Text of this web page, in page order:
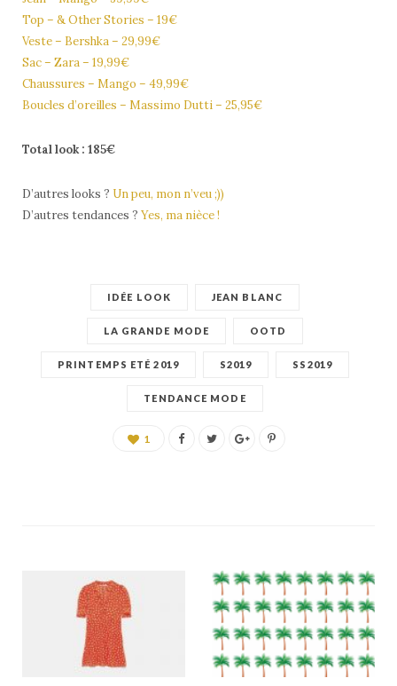
Top – & Other Stories – 19€
Veste – Bershka – 29,99€
Sac – Zara – 19,99€
Chaussures – Mango – 49,99€
Boucles d’oreilles – Massimo Dutti – 25,95€
Total look : 185€
D’autres looks ? Un peu, mon n’veu ;))
D’autres tendances ? Yes, ma nièce !
IDÉE LOOK JEAN BLANC
LA GRANDE MODE OOTD
PRINTEMPS ETÉ 2019 S2019 SS2019
TENDANCE MODE
1